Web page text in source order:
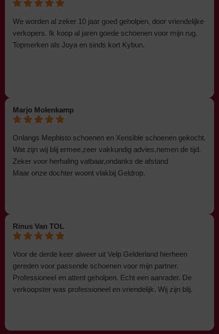
We worden al zeker 10 jaar goed geholpen, door vriendelijke
verkopers. Ik koop al jaren goede schoenen voor mijn rug.
Topmerken als Joya en sinds kort Kybun.
Marjo Molenkamp
Onlangs Mephisto schoenen en Xensible schoenen gekocht.
Wat zijn wij blij ermee,zeer vakkundig advies,nemen de tijd.
Zeker voor herhaling vatbaar,ondanks de afstand
Maar onze dochter woont vlakbij Geldrop.
Rinus Van TOL
Voor de derde keer alweer uit Velp Gelderland hierheen
gereden voor passende schoenen voor mijn partner.
Professioneel en attent geholpen. Echt een aanrader. De
verkoopster was professioneel en vriendelijk. Wij zijn blij.